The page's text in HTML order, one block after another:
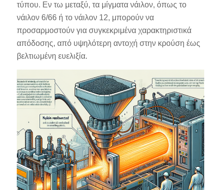
τύπου. Εν τω μεταξύ, τα μίγματα νάιλον, όπως το
νάιλον 6/66 ή το νάιλον 12, μπορούν να
προσαρμοστούν για συγκεκριμένα χαρακτηριστικά
απόδοσης, από υψηλότερη αντοχή στην κρούση έως
βελτιωμένη ευελιξία.